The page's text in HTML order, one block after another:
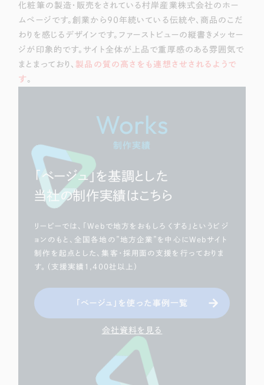
化粧筆の製造・販売をされている村岸産業株式会社のホー
ムページです。創業から90年続いている伝統や、商品のこだ
わりを感じるデザインです。ファーストビューの縦書きメッセー
ジが印象的です。サイト全体が上品で重厚感のある雰囲気で
まとまっており、 製品の質の高さをも連想させされるようで
す 。
Works
制作実績
「ベージュ」を基調とした
当社の制作実績はこちら
リーピーでは、「Webで地方をおもしろくする」というビジ
ョンのもと、全国各地の”地方企業”を中心にWebサイト
制作を起点とした、集客・採用面の支援を行っておりま
す。（支援実績1,400社以上）
「ベージュ」を使った事例一覧
会社資料を見る